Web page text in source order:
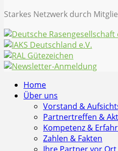
Starkes Netzwerk durch
Home
Über uns
Vorstand &
Partnertreffen &
Kompetenz &
Zahlen & Fakten
Ihre Partner vor Ort